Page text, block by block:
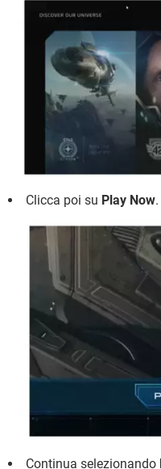
Clicca poi su Play Now.
Continua selezionando